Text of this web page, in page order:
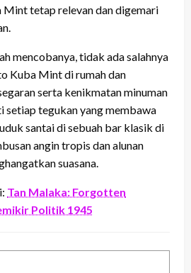
tetap relevan dan digemari
mencobanya, tidak ada salahnya
Kuba Mint di rumah dan
serta kenikmatan minuman
setiap tegukan yang membawa
santai di sebuah bar klasik di
angin tropis dan alunan
suasana.
Tan Malaka: Forgotten
Politik 1945